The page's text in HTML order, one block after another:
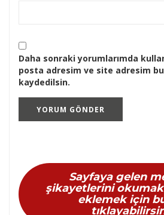
Daha sonraki yorumlarımda
posta adresim ve site adresim bu
kaydedilsin.
Sayfaya gelen
şikayetlerini
eklemek için